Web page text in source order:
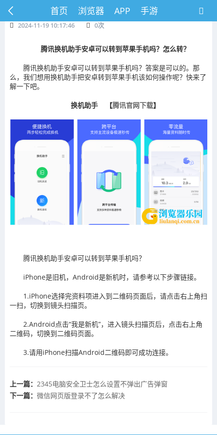
首页 浏览器 APP 手游
2024-11-19 10:17:46 0次
腾讯换机助手安卓可以转到苹果手机吗？怎么转？
腾讯换机助手安卓可以转到苹果手机吗？答案是可以的。那
么，我们想用换机助手把安卓转到苹果手机该如何操作呢？快来了
解一下吧。
换机助手 【腾讯官网下载】
腾讯换机助手安卓可以转到苹果手机吗？
iPhone是旧机，Android是新机时，请参考以下步骤链接。
1.iPhone选择完资料项进入到二维码页面后，请点击右上角扫
一扫，切换到镜头扫描页。
2.Android点击“我是新机”，进入镜头扫描页后，点击右上角
二维码，切换到二维码页面。
3.请用iPhone扫描Android二维码即可成功连接。
上一篇： 2345电脑安全卫士怎么设置不弹出广告弹窗
下一篇： ​微信网页版登录不了怎么解决